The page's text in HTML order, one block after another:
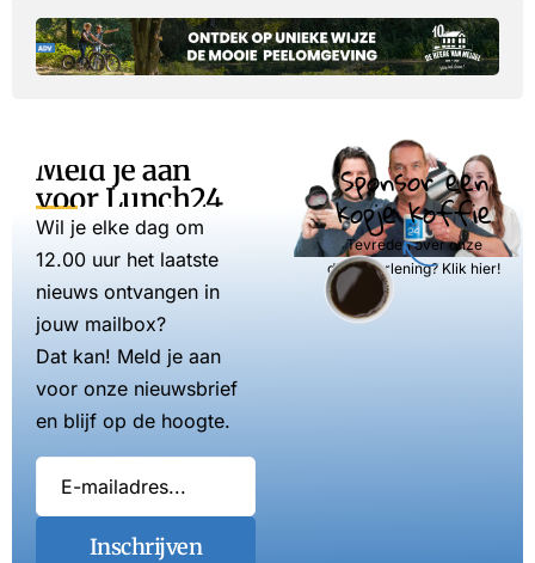
Meld je aan
voor Lunch24
Wil je elke dag om
12.00 uur het laatste
nieuws ontvangen in
jouw mailbox?
Dat kan! Meld je aan
voor onze nieuwsbrief
en blijf op de hoogte.
Inschrijven
Sponsor een
kopje koffie
Tevreden over onze
dienstverlening? Klik hier!